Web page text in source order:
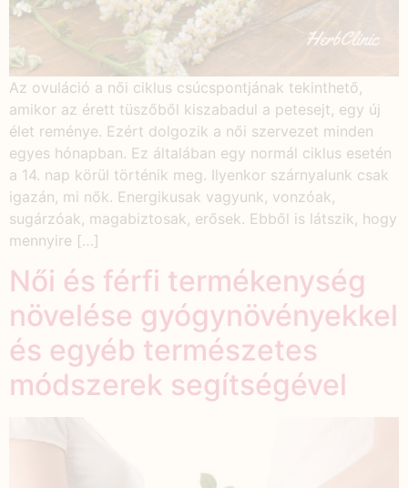
Az ovuláció a női ciklus csúcspontjának tekinthető,
amikor az érett tüszőből kiszabadul a petesejt, egy új
élet reménye. Ezért dolgozik a női szervezet minden
egyes hónapban. Ez általában egy normál ciklus esetén
a 14. nap körül történik meg. Ilyenkor szárnyalunk csak
igazán, mi nők. Energikusak vagyunk, vonzóak,
sugárzóak, magabiztosak, erősek. Ebből is látszik, hogy
mennyire […]
Női és férfi termékenység
növelése gyógynövényekkel
és egyéb természetes
módszerek segítségével